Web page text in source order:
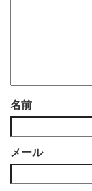
名前
メール